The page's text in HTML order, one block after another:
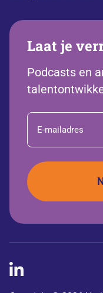
Laat je
Podcasts en
E-
mailadres